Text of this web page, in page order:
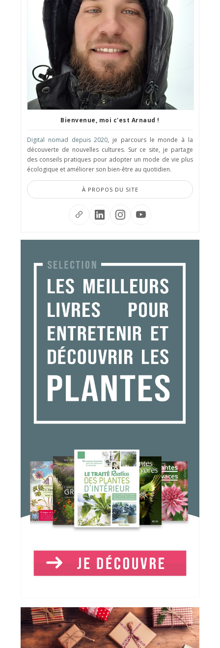
Bienvenue, moi c'est Arnaud !
Digital nomad depuis 2020, je parcours le monde à la
découverte de nouvelles cultures. Sur ce site, je partage
des conseils pratiques pour adopter un mode de vie plus
écologique et améliorer son bien-être au quotidien.
À PROPOS DU SITE